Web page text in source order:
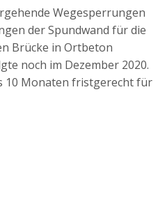
Wegesperrungen
der Spundwand für die
Brücke in Ortbeton
noch im Dezember 2020.
10 Monaten fristgerecht für